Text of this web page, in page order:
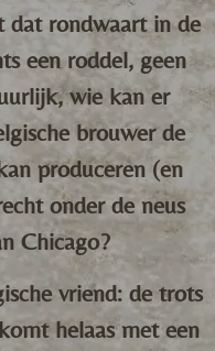
dat rondwaart in de
een roddel, geen
wie kan er
brouwer de
produceren (en
onder de neus
Chicago?
vriend: de trots
helaas met een